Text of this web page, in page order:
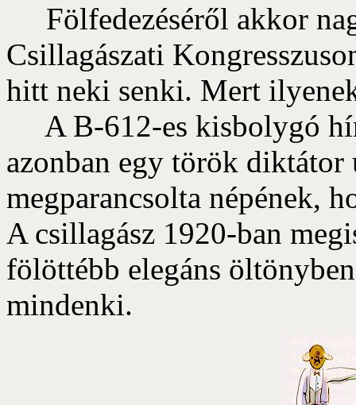
Fölfedezéséről akkor
Csillagászati
hitt neki senki. Mert
A B-612-es kisbolygó
azonban egy török diktátor
megparancsolta népének,
A csillagász 1920-ban
fölöttébb elegáns
mindenki.